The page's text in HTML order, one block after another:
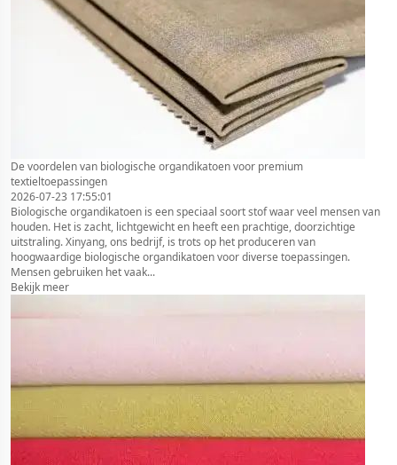
De voordelen van biologische organdikatoen voor premium
textieltoepassingen
2026-07-23 17:55:01
Biologische organdikatoen is een speciaal soort stof waar veel mensen van
houden. Het is zacht, lichtgewicht en heeft een prachtige, doorzichtige
uitstraling. Xinyang, ons bedrijf, is trots op het produceren van
hoogwaardige biologische organdikatoen voor diverse toepassingen.
Mensen gebruiken het vaak...
Bekijk meer